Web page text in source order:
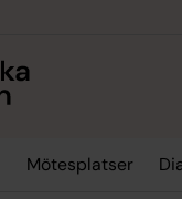
Mötesplatser